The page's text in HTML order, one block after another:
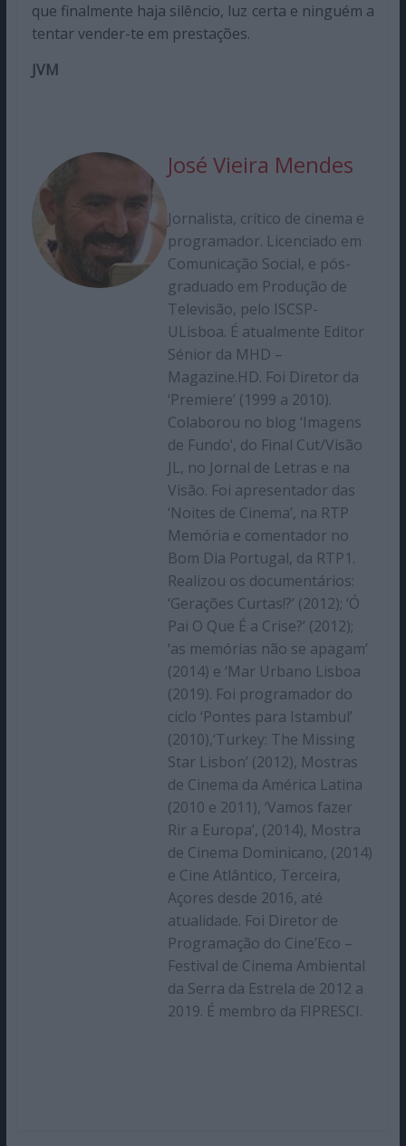
que finalmente haja silêncio, luz certa e ninguém a
tentar vender-te em prestações.
JVM
José Vieira Mendes
Jornalista, crítico de cinema e
programador. Licenciado em
Comunicação Social, e pós-
graduado em Produção de
Televisão, pelo ISCSP-
ULisboa. É atualmente Editor
Sénior da MHD –
Magazine.HD. Foi Diretor da
‘Premiere’ (1999 a 2010).
Colaborou no blog ‘Imagens
de Fundo’, do Final Cut/Visão
JL, no Jornal de Letras e na
Visão. Foi apresentador das
‘Noites de Cinema’, na RTP
Memória e comentador no
Bom Dia Portugal, da RTP1.
Realizou os documentários:
‘Gerações Curtas!?’ (2012); ‘Ó
Pai O Que É a Crise?’ (2012);
‘as memórias não se apagam’
(2014) e ‘Mar Urbano Lisboa
(2019). Foi programador do
ciclo ‘Pontes para Istambul’
(2010),‘Turkey: The Missing
Star Lisbon’ (2012), Mostras
de Cinema da América Latina
(2010 e 2011), ‘Vamos fazer
Rir a Europa’, (2014), Mostra
de Cinema Dominicano, (2014)
e Cine Atlântico, Terceira,
Açores desde 2016, até
atualidade. Foi Diretor de
Programação do Cine’Eco –
Festival de Cinema Ambiental
da Serra da Estrela de 2012 a
2019. É membro da FIPRESCI.